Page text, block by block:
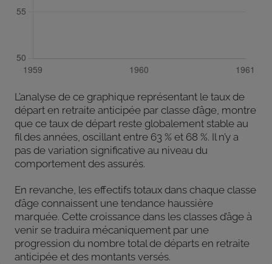
L’analyse de ce graphique représentant le taux de
départ en retraite anticipée par classe d’âge, montre
que ce taux de départ reste globalement stable au
fil des années, oscillant entre 63 % et 68 %. Il n’y a
pas de variation significative au niveau du
comportement des assurés.
En revanche, les effectifs totaux dans chaque classe
d’âge connaissent une tendance haussière
marquée. Cette croissance dans les classes d’âge à
venir se traduira mécaniquement par une
progression du nombre total de départs en retraite
anticipée et des montants versés.